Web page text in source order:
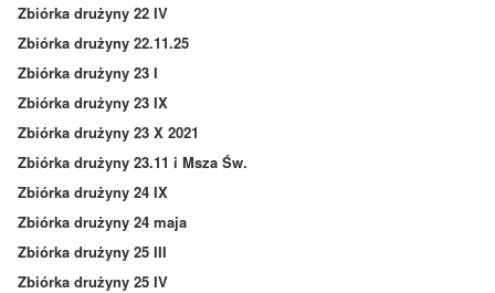
Zbiórka drużyny 22 IV
Zbiórka drużyny 22.11.25
Zbiórka drużyny 23 I
Zbiórka drużyny 23 IX
Zbiórka drużyny 23 X 2021
Zbiórka drużyny 23.11 i Msza Św.
Zbiórka drużyny 24 IX
Zbiórka drużyny 24 maja
Zbiórka drużyny 25 III
Zbiórka drużyny 25 IV